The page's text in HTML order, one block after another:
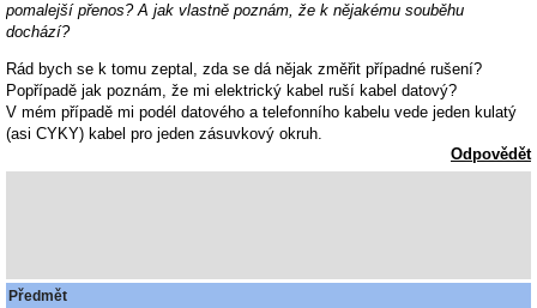
pomalejší přenos? A jak vlastně poznám, že k nějakému souběhu
dochází?
Rád bych se k tomu zeptal, zda se dá nějak změřit případné rušení?
Popřípadě jak poznám, že mi elektrický kabel ruší kabel datový?
V mém případě mi podél datového a telefonního kabelu vede jeden kulatý
(asi CYKY) kabel pro jeden zásuvkový okruh.
Odpovědět
Předmět